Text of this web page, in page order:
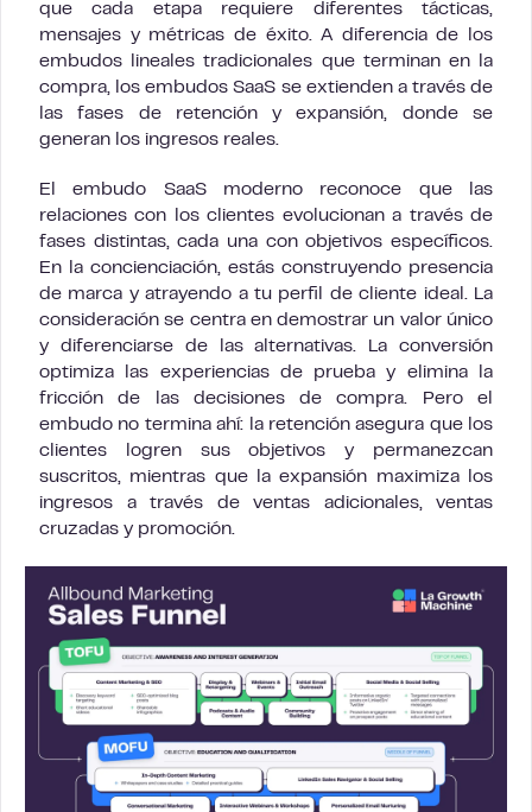
que cada etapa requiere diferentes tácticas,
mensajes y métricas de éxito. A diferencia de los
embudos lineales tradicionales que terminan en la
compra, los embudos SaaS se extienden a través de
las fases de retención y expansión, donde se
generan los ingresos reales.
El embudo SaaS moderno reconoce que las
relaciones con los clientes evolucionan a través de
fases distintas, cada una con objetivos específicos.
En la concienciación, estás construyendo presencia
de marca y atrayendo a tu perfil de cliente ideal. La
consideración se centra en demostrar un valor único
y diferenciarse de las alternativas. La conversión
optimiza las experiencias de prueba y elimina la
fricción de las decisiones de compra. Pero el
embudo no termina ahí: la retención asegura que los
clientes logren sus objetivos y permanezcan
suscritos, mientras que la expansión maximiza los
ingresos a través de ventas adicionales, ventas
cruzadas y promoción.